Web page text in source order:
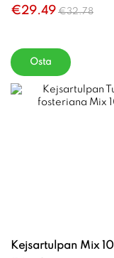
€29.49 €32.78
Osta
Kejsartulpan Mix